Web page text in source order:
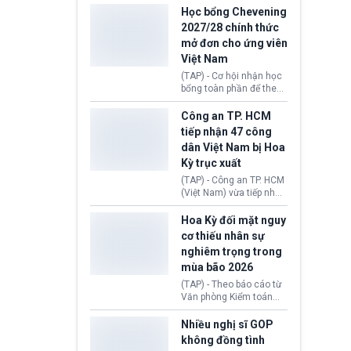
thi Thỏa thuận Rút khỏi
Liên minh châu Âu
(Withdrawal
Agreement).
Iran nhằm mở lại eo biển
Hormuz, mở đường cho
việc khôi phục hoạt
động hàng hải. Những
tín hiệu ngoại giao tích
cực này lập tức tác động
đến thị trường năng
lượng, kéo giá dầu thế
giới lùi sâu xuống dưới
mức 80 USD/thùng.
Học bổng Chevening
2027/28 chính thức
mở đơn cho ứng viên
Việt Nam
(TAP) - Cơ hội nhận học
bổng toàn phần để theo
học chương trình thạc sĩ
tại Vương quốc Anh đã
chính thức quay trở lại.
Học bổng Chevening
2027/28 của Chính phủ
Anh vừa mở cổng ứng
tuyển dành riêng ứng
viên Việt Nam, hỗ trợ
toàn bộ chi phí học tập
cùng nhiều quyền lợi
trong suốt một năm
học.
Công an TP. HCM
tiếp nhận 47 công
dân Việt Nam bị Hoa
Kỳ trục xuất
(TAP) - Công an TP. HCM
(Việt Nam) vừa tiếp nhận
47 công dân Việt Nam bị
Hoa Kỳ trục xuất về
nước. Đây là đợt có số
lượng lớn nhất từ đầu
năm 2026 đến nay, phản
ánh xu hướng gia tăng
các trường hợp trục
xuất.
Hoa Kỳ đối mặt nguy
cơ thiếu nhân sự
nghiêm trọng trong
mùa bão 2026
(TAP) - Theo báo cáo từ
Văn phòng Kiểm toán
Chính phủ (GAO), Cơ
quan Quản lý Khẩn cấp
Liên bang (FEMA) thuộc
Bộ An ninh Nội địa Hoa
Nhiều nghị sĩ GOP
không đồng tình